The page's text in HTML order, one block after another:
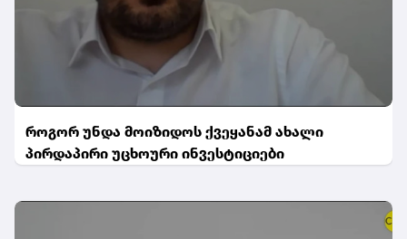
როგორ უნდა მოიზიდოს ქვეყანამ ახალი
პირდაპირი უცხოური ინვესტიციები